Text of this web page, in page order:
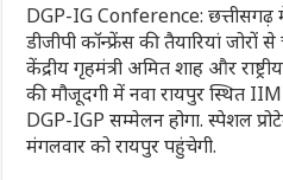
DGP-IG Conference: छत्तीसगढ़
डीजीपी कॉन्फ्रेंस की तैयारियां जोरों से
केंद्रीय गृहमंत्री अमित शाह और
की मौजूदगी में नवा रायपुर स्थित
DGP-IGP सम्मेलन होगा. स्पेशल
मंगलवार को रायपुर पहुंचेगी.